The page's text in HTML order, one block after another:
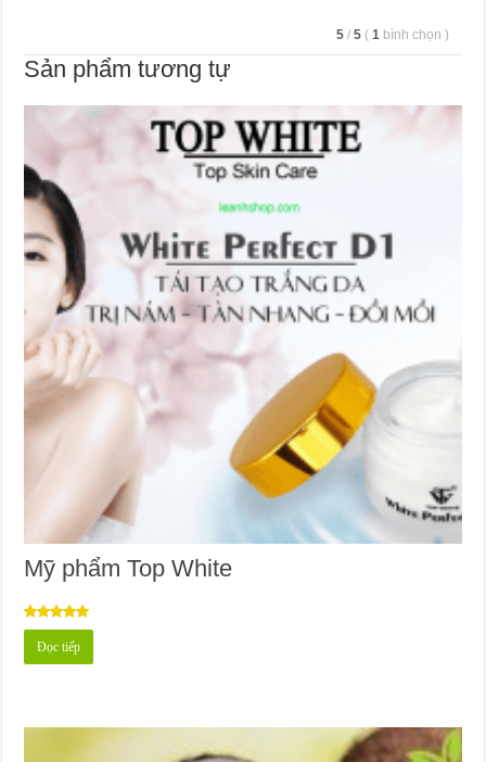
5 / 5 ( 1 bình chọn )
Sản phẩm tương tự
Mỹ phẩm Top White
Được xếp
hạng5.00
5 sao
Đọc tiếp